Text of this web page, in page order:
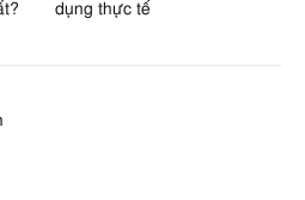
dụng thực tế